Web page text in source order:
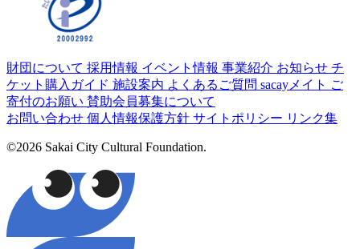
財団について 採用情報 イベント情報 事業紹介 お知らせ チ
ケット購入ガイド 施設案内 よくあるご質問 sacayメイト ご
寄付のお願い 賛助会員募集について
お問い合わせ 個人情報保護方針 サイトポリシー リンク集
©2026 Sakai City Cultural Foundation.